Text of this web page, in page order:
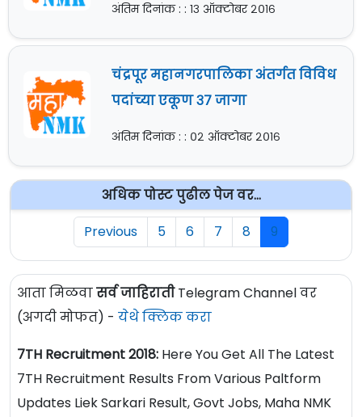
अंतिम दिनांक : : १३ ऑक्टोबर २०१६
चंद्रपूर महानगरपालिका अंतर्गत विविध
पदांच्या एकूण ३७ जागा
अंतिम दिनांक : : ०२ ऑक्टोबर २०१६
अधिक पोस्ट पुढील पेज वर...
Previous
5 6 7 8 9
आता मिळवासर्व जाहिरातीTelegram Channel वर
(अगदी मोफत) - येथे क्लिक करा
7TH Recruitment 2018: Here You Get All The Latest
7TH Recruitment Results From Various Paltform
Updates Liek Sarkari Result, Govt Jobs, Maha NMK